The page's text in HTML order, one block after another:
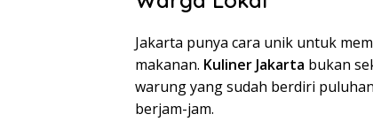
Jakarta punya cara unik untuk
makanan. Kuliner Jakarta bukan
warung yang sudah berdiri
berjam-jam.